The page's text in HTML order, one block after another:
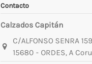
Contacto
Calzados Capitán
C/ALFONSO SENRA 159
15680 - ORDES, A